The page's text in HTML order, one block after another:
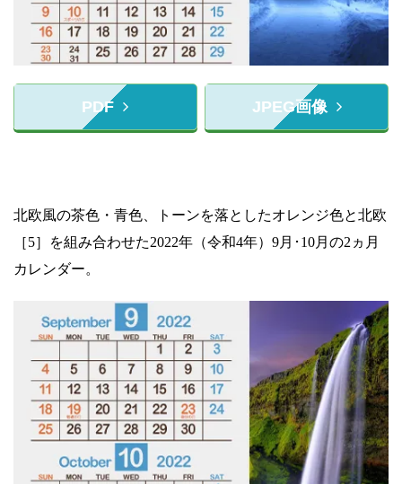
PDF JPEG画像
北欧風の茶色・青色、トーンを落としたオレンジ色と北欧
［5］を組み合わせた2022年（令和4年）9月･10月の2ヵ月
カレンダー。